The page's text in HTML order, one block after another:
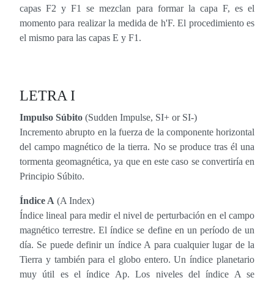
capas F2 y F1 se mezclan para formar la capa F, es el
momento para realizar la medida de h'F. El procedimiento es
el mismo para las capas E y F1.
LETRA I
Impulso Súbito (Sudden Impulse, SI+ or SI-)
Incremento abrupto en la fuerza de la componente horizontal
del campo magnético de la tierra. No se produce tras él una
tormenta geomagnética, ya que en este caso se convertiría en
Principio Súbito.
Índice A (A Index)
Índice lineal para medir el nivel de perturbación en el campo
magnético terrestre. El índice se define en un período de un
día. Se puede definir un índice A para cualquier lugar de la
Tierra y también para el globo entero. Un índice planetario
muy útil es el índice Ap. Los niveles del índice A se